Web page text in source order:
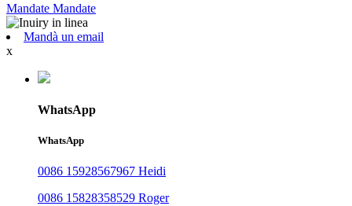
Mandate Mandate
Mandà un email
x
WhatsApp
WhatsApp
0086 15928567967 Heidi
0086 15828358529 Roger